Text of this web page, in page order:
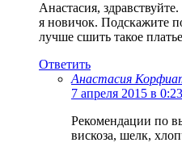
Анастасия,
я новичок. Подскажите
лучше сшить такое
Ответить
Анастасия
7 апреля 2015 в 0:23
Рекомендации по
вискоза, шелк,